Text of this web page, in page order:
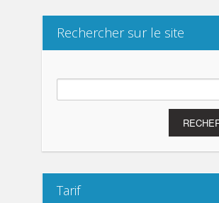
Rechercher sur le site
Tarif